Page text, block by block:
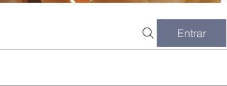
Entrar